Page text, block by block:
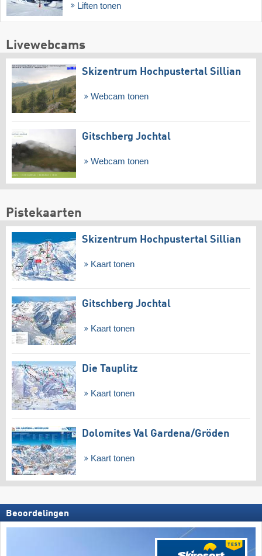
Liften tonen
Livewebcams
Skizentrum Hochpustertal Sillian
Webcam tonen
Gitschberg Jochtal
Webcam tonen
Pistekaarten
Skizentrum Hochpustertal Sillian
Kaart tonen
Gitschberg Jochtal
Kaart tonen
Die Tauplitz
Kaart tonen
Dolomites Val Gardena/​Gröden
Kaart tonen
Beoordelingen